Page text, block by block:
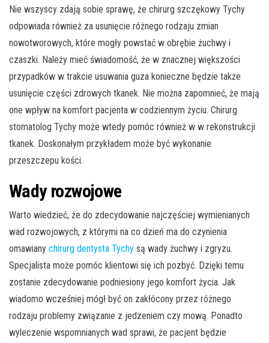
Nie wszyscy zdają sobie sprawę, że chirurg szczękowy Tychy
odpowiada również za usunięcie różnego rodzaju zmian
nowotworowych, które mogły powstać w obrębie żuchwy i
czaszki. Należy mieć świadomość, że w znacznej większości
przypadków w trakcie usuwania guza konieczne będzie także
usunięcie części zdrowych tkanek. Nie można zapomnieć, że mają
one wpływ na komfort pacjenta w codziennym życiu. Chirurg
stomatolog Tychy może wtedy pomóc również w w rekonstrukcji
tkanek. Doskonałym przykładem może być wykonanie
przeszczepu kości.
Wady rozwojowe
Warto wiedzieć, że do zdecydowanie najczęściej wymienianych
wad rozwojowych, z którymi na co dzień ma do czynienia
omawiany chirurg dentysta Tychy są wady żuchwy i zgryzu.
Specjalista może pomóc klientowi się ich pozbyć. Dzięki temu
zostanie zdecydowanie podniesiony jego komfort życia. Jak
wiadomo wcześniej mógł być on zakłócony przez różnego
rodzaju problemy związanie z jedzeniem czy mową. Ponadto
wyleczenie wspomnianych wad sprawi, że pacjent będzie